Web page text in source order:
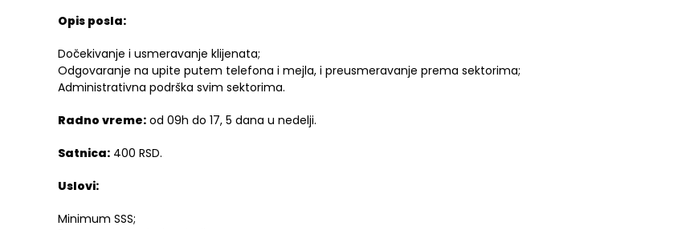
Opis posla:
Dočekivanje i usmeravanje klijenata;
Odgovaranje na upite putem telefona i mejla, i preusmeravanje prema sektorima;
Administrativna podrška svim sektorima.
Radno vreme: od 09h do 17, 5 dana u nedelji.
Satnica: 400 RSD.
Uslovi:
Minimum SSS;